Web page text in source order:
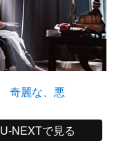
奇麗な、悪
U-NEXTで見る